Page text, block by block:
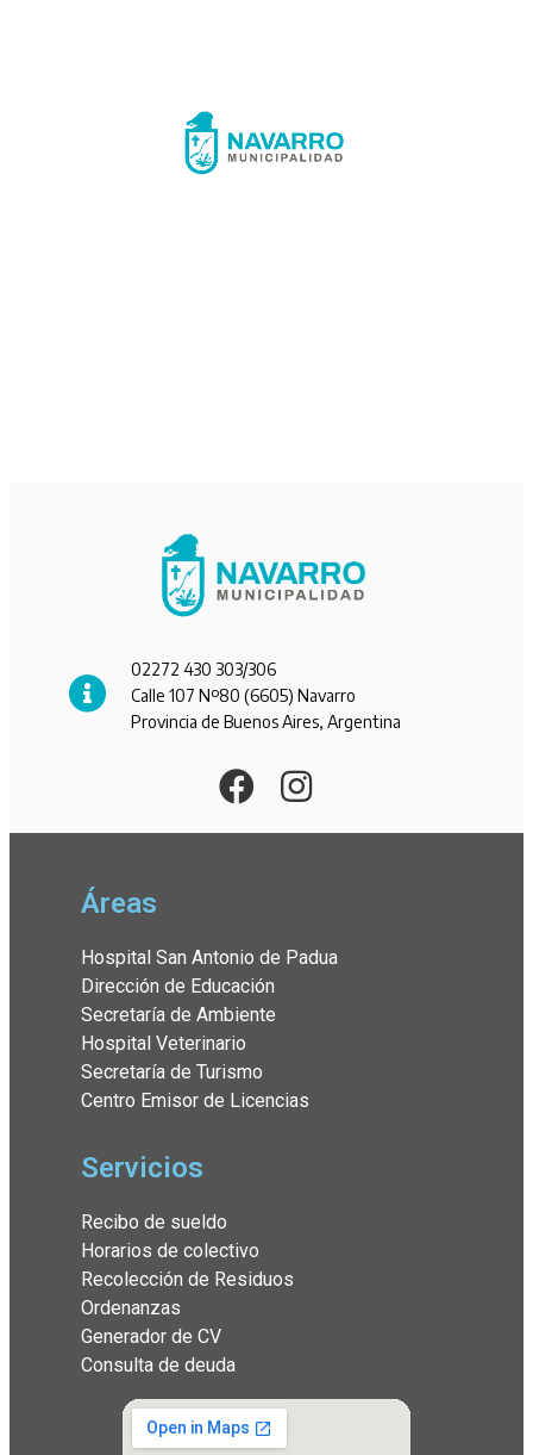
02272 430 303/306
Calle 107 Nº80 (6605) Navarro
Provincia de Buenos Aires, Argentina
Áreas
Hospital San Antonio de Padua
Dirección de Educación
Secretaría de Ambiente
Hospital Veterinario
Secretaría de Turismo
Centro Emisor de Licencias
Servicios
Recibo de sueldo
Horarios de colectivo
Recolección de Residuos
Ordenanzas
Generador de CV
Consulta de deuda